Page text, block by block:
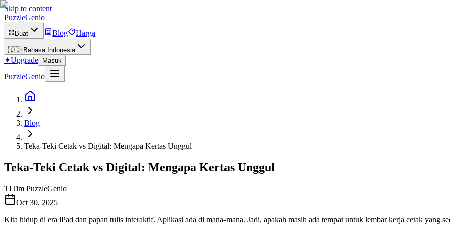
Skip to content
PuzzleGenio
Buat Blog Harga
🇮🇩 Bahasa Indonesia
✦Upgrade Masuk
PuzzleGenio
Blog
Teka-Teki Cetak vs Digital: Mengapa Kertas Unggul
Teka-Teki Cetak vs Digital: Mengapa Kertas Unggul
TITim PuzzleGenio
Oct 30, 2025
Kita hidup di era iPad dan papan tulis interaktif. Aplikasi ada di mana-mana. Jadi, apakah masih ada tempat untuk lembar kerja cetak yang